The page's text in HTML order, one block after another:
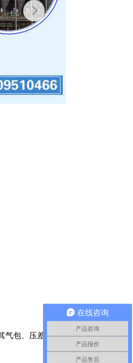
气包、压差系统、油漆、除尘器
在线咨询
产品咨询
产品报价
产品售后